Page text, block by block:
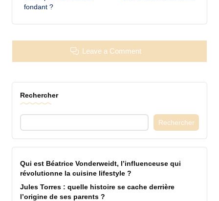
fondant ?
Leave a Comment
Rechercher
Rechercher
Qui est Béatrice Vonderweidt, l’influenceuse qui
révolutionne la cuisine lifestyle ?
Jules Torres : quelle histoire se cache derrière
l’origine de ses parents ?